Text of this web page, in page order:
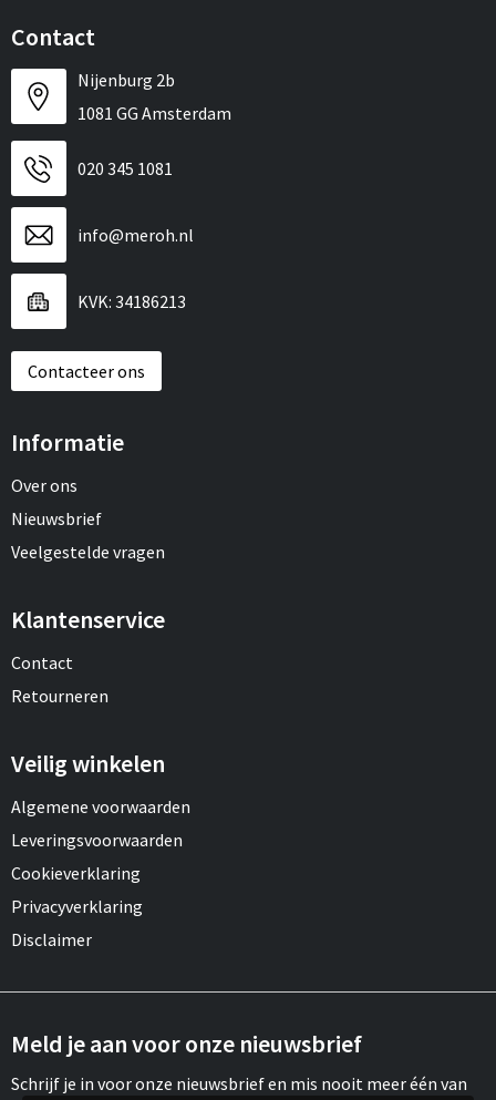
Contact
Nijenburg 2b
1081 GG Amsterdam
020 345 1081
info@meroh.nl
KVK: 34186213
Contacteer ons
Informatie
Over ons
Nieuwsbrief
Veelgestelde vragen
Klantenservice
Contact
Retourneren
Veilig winkelen
Algemene voorwaarden
Leveringsvoorwaarden
Cookieverklaring
Privacyverklaring
Disclaimer
Meld je aan voor onze nieuwsbrief
Schrijf je in voor onze nieuwsbrief en mis nooit meer één van